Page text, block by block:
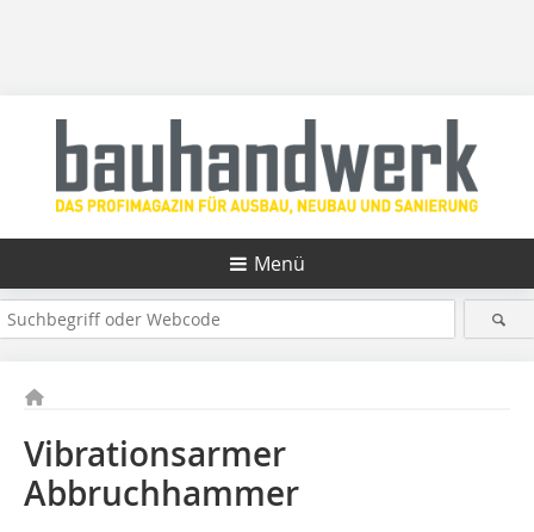
Menü
Vibrationsarmer
Abbruchhammer